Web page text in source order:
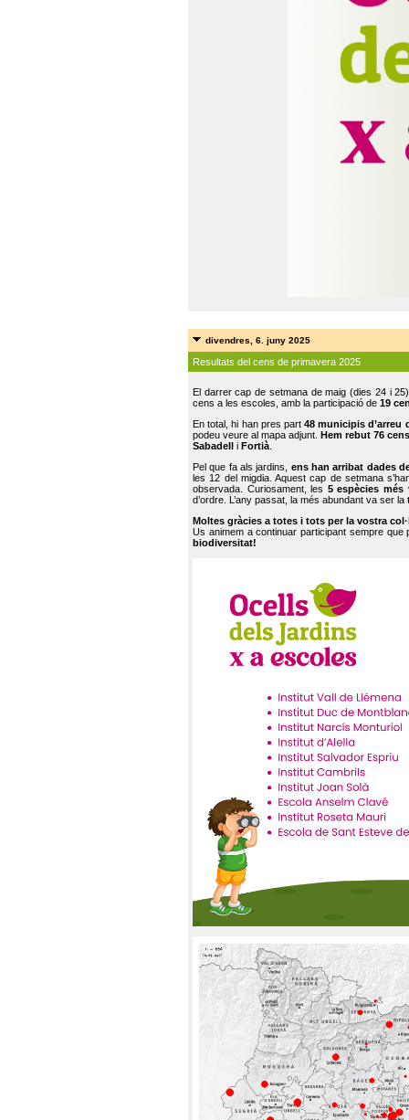
divendres, 6. juny 2025
Resultats del cens de primavera 2025
El darrer cap de setmana de maig (dies 24 i
cens a les escoles, amb la participació de 19
En total, hi han pres part48 municipis d’arreu
podeu veure al mapa adjunt. Hem rebut 76
Sabadell
i Fortià.
Pel que fa als jardins, ens han arribat dades
les 12 del migdia. Aquest cap de setmana
observada. Curiosament, les 5 espècies més
d’ordre. L’any passat, la més abundant va ser la
Moltes gràcies a totes i tots per la vostra
Us animem a continuar participant sempre que
biodiversitat!